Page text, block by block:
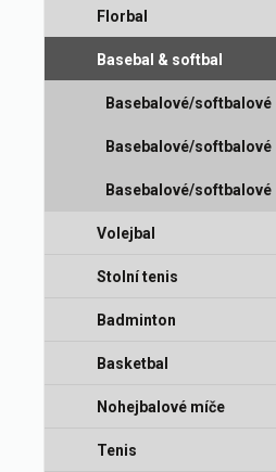
Florbal
Basebal & softbal
Basebalové/softbalové
pálky
Basebalové/softbalové
míče
Basebalové/softbalové
rukavice
Volejbal
Stolní tenis
Badminton
Basketbal
Nohejbalové míče
Tenis